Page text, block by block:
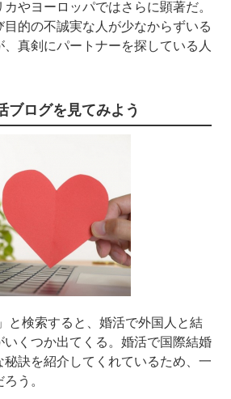
やヨーロッパではさらに顕著だ。
的の不誠実な人が少なからずいる
真剣にパートナーを探している人
ブログを見てみよう
と検索すると、婚活で外国人と結
くつか出てくる。婚活で国際結婚
秘訣を紹介してくれているため、一
う。